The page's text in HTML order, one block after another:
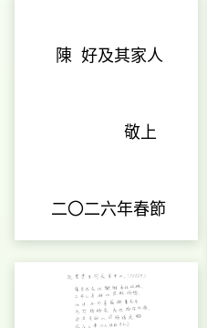
陳 好及其家人
敬上
二〇二六年春節